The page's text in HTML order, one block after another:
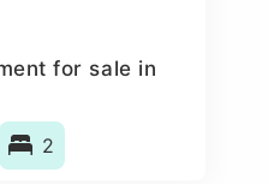
for sale in
2